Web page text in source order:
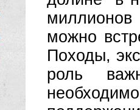
можно
Походы,
роль